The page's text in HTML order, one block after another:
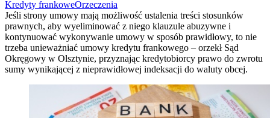
Kredyty frankoweOrzeczenia
Jeśli strony umowy mają możliwość ustalenia treści stosunków
prawnych, aby wyeliminować z niego klauzule abuzywne i
kontynuować wykonywanie umowy w sposób prawidłowy, to nie
trzeba unieważniać umowy kredytu frankowego – orzekł Sąd
Okręgowy w Olsztynie, przyznając kredytobiorcy prawo do zwrotu
sumy wynikającej z nieprawidłowej indeksacji do waluty obcej.